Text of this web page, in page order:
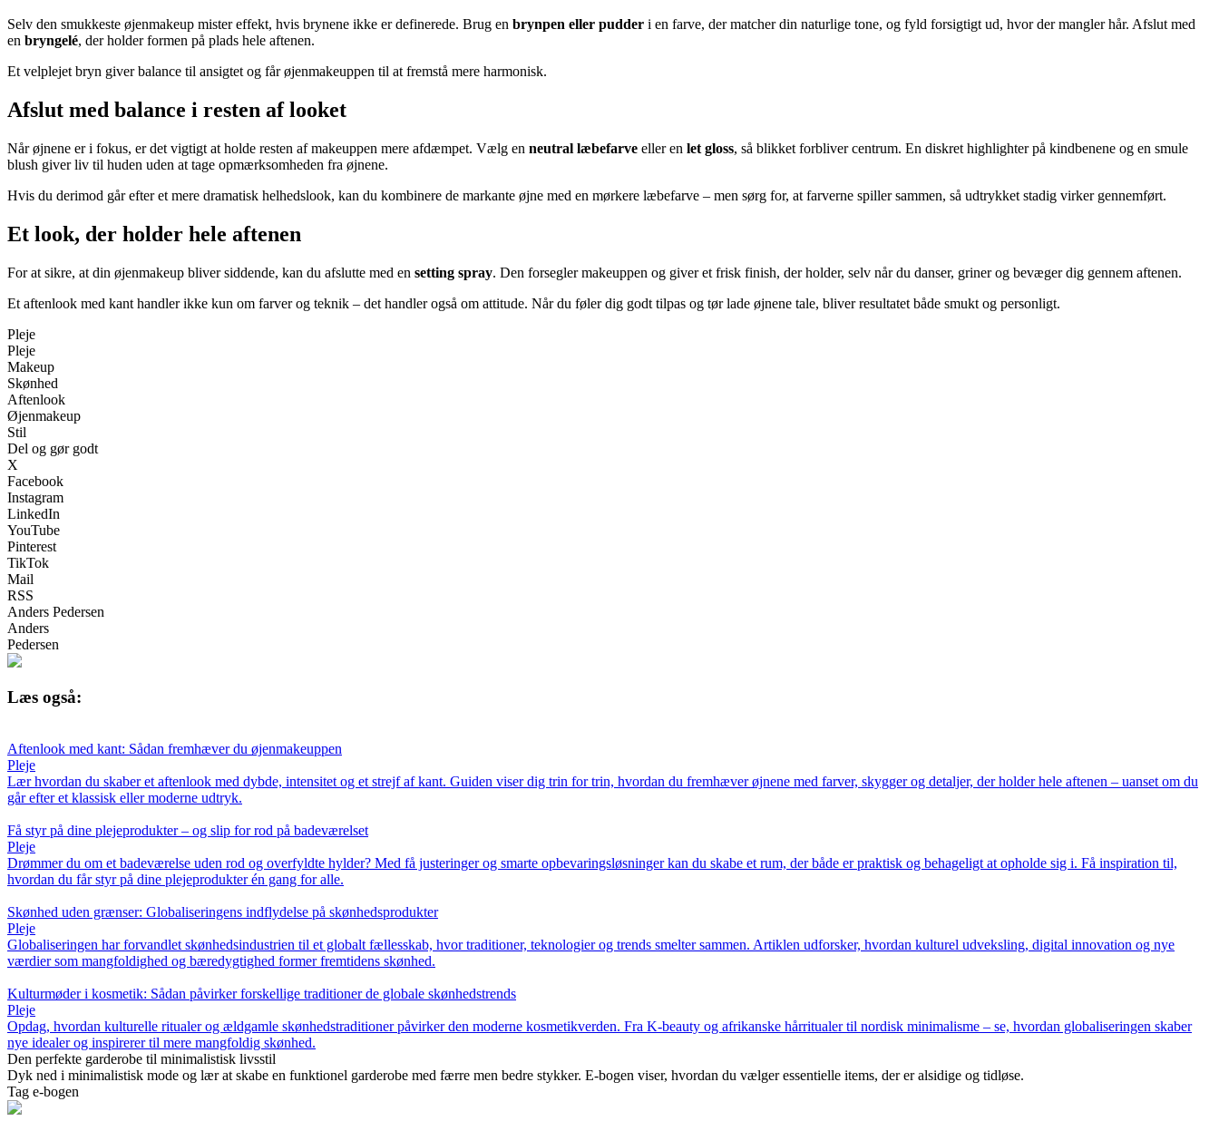
Selv den smukkeste øjenmakeup mister effekt, hvis brynene ikke er definerede. Brug en brynpen eller pudder i en farve, der matcher din naturlige tone, og fyld forsigtigt ud, hvor der mangler hår. Afslut med
en bryngelé, der holder formen på plads hele aftenen.
Et velplejet bryn giver balance til ansigtet og får øjenmakeuppen til at fremstå mere harmonisk.
Afslut med balance i resten af looket
Når øjnene er i fokus, er det vigtigt at holde resten af makeuppen mere afdæmpet. Vælg en neutral læbefarve eller en let gloss, så blikket forbliver centrum. En diskret highlighter på kindbenene og en smule
blush giver liv til huden uden at tage opmærksomheden fra øjnene.
Hvis du derimod går efter et mere dramatisk helhedslook, kan du kombinere de markante øjne med en mørkere læbefarve – men sørg for, at farverne spiller sammen, så udtrykket stadig virker gennemført.
Et look, der holder hele aftenen
For at sikre, at din øjenmakeup bliver siddende, kan du afslutte med en setting spray. Den forsegler makeuppen og giver et frisk finish, der holder, selv når du danser, griner og bevæger dig gennem aftenen.
Et aftenlook med kant handler ikke kun om farver og teknik – det handler også om attitude. Når du føler dig godt tilpas og tør lade øjnene tale, bliver resultatet både smukt og personligt.
Pleje
Pleje
Makeup
Skønhed
Aftenlook
Øjenmakeup
Stil
Del og gør godt
X
Facebook
Instagram
LinkedIn
YouTube
Pinterest
TikTok
Mail
RSS
Anders Pedersen
Anders
Pedersen
Læs også:
Aftenlook med kant: Sådan fremhæver du øjenmakeuppen
Pleje
Lær hvordan du skaber et aftenlook med dybde, intensitet og et strejf af kant. Guiden viser dig trin for trin, hvordan du fremhæver øjnene med farver, skygger og detaljer, der holder hele aftenen – uanset om du
går efter et klassisk eller moderne udtryk.
Få styr på dine plejeprodukter – og slip for rod på badeværelset
Pleje
Drømmer du om et badeværelse uden rod og overfyldte hylder? Med få justeringer og smarte opbevaringsløsninger kan du skabe et rum, der både er praktisk og behageligt at opholde sig i. Få inspiration til,
hvordan du får styr på dine plejeprodukter én gang for alle.
Skønhed uden grænser: Globaliseringens indflydelse på skønhedsprodukter
Pleje
Globaliseringen har forvandlet skønhedsindustrien til et globalt fællesskab, hvor traditioner, teknologier og trends smelter sammen. Artiklen udforsker, hvordan kulturel udveksling, digital innovation og nye
værdier som mangfoldighed og bæredygtighed former fremtidens skønhed.
Kulturmøder i kosmetik: Sådan påvirker forskellige traditioner de globale skønhedstrends
Pleje
Opdag, hvordan kulturelle ritualer og ældgamle skønhedstraditioner påvirker den moderne kosmetikverden. Fra K-beauty og afrikanske hårritualer til nordisk minimalisme – se, hvordan globaliseringen skaber
nye idealer og inspirerer til mere mangfoldig skønhed.
Den perfekte garderobe til minimalistisk livsstil
Dyk ned i minimalistisk mode og lær at skabe en funktionel garderobe med færre men bedre stykker. E-bogen viser, hvordan du vælger essentielle items, der er alsidige og tidløse.
Tag e-bogen